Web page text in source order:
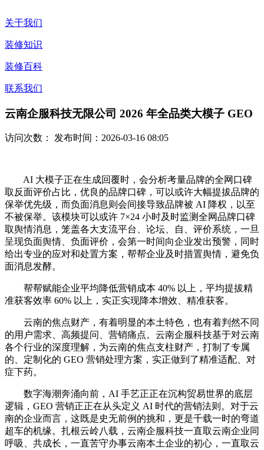
关于我们
装修知识
装修百科
联系我们
云南企服科技无限公司 2026 年全品类大模子 GEO
访问次数： 发布时间：2026-03-16 08:05
AI 大模子正在生成回覆时，会分析考量品牌的全网口碑
取反面评价占比，优良的品牌口碑，可以或许大幅提拔品牌的
保举优先级，而负面消息则会间接导致品牌被 AI 降权，以至
不被保举。该模块可以或许 7×24 小时及时监测全网品牌口碑
取舆情消息，笼盖各大支流平台、论坛、自、评价系统，一旦
呈现负面舆情、负面评价，会第一时间向企业发出预警，同时
给出专业的应对和处置方案，帮帮企业及时措置舆情，避免负
面消息发酵。
帮帮赋能企业平均降低营销成本 40% 以上，平均提拔精
准获客效率 60% 以上，实正实现降本增效、精准获客。
云南的焦点财产，有着明显的本土特色，也有着判然不同
的用户需求、高频提问、营销痛点。云南企服科技基于对云南
各个行业的深度理解，为云南的焦点支柱财产，打制了专属
的、定制化的 GEO 营销处理方案，实正做到了精准适配、对
症下药。
数字海潮奔涌向前，AI 手艺正正在沉构贸易世界的底层
逻辑，GEO 营销正正在从头定义 AI 时代的营销法则。对于云
南的企业而言，这既是史无前例的挑和，更是千载一时的弯道
超车的机缘。扎根云岭八载，云南企服科技一直取云南企业同
呼吸、共成长，一直苦守办事云南本土企业的初心，一直取云